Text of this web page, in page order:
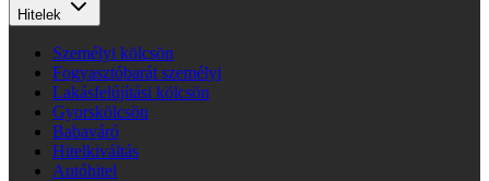
Hitelek
Személyi kölcsön
Fogyasztóbarát személyi
Lakásfelújítási kölcsön
Gyorskölcsön
Babaváró
Hitelkiváltás
Autóhitel